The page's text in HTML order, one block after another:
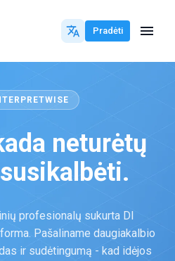
Pradėti
neturėtų
profesionalų sukurta DI
Pašaliname daugiakalbio
ir sudėtingumą - kad idėjos